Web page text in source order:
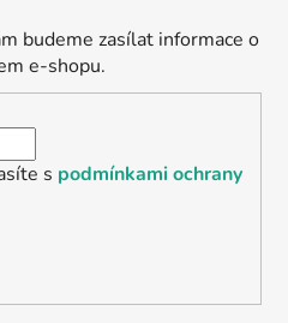
budeme zasílat informace o
e-shopu.
s podmínkami ochrany